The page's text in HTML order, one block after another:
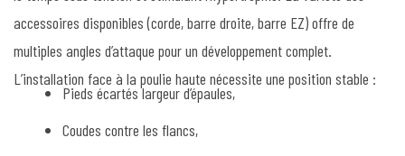
accessoires disponibles (corde, barre droite, barre EZ) offre de
multiples angles d’attaque pour un développement complet.
L’installation face à la poulie haute nécessite une position stable :
Pieds écartés largeur d’épaules,
Coudes contre les flancs,